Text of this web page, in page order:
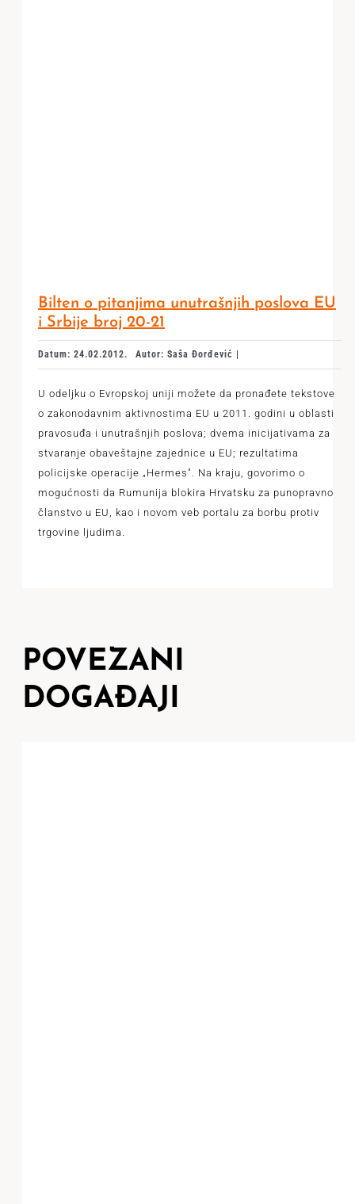
Bilten o pitanjima unutrašnjih poslova EU
i Srbije broj 20-21
Datum: 24.02.2012. Autor: Saša Đorđević |
U odeljku o Evropskoj uniji možete da pronađete tekstove
o zakonodavnim aktivnostima EU u 2011. godini u oblasti
pravosuđa i unutrašnjih poslova; dvema inicijativama za
stvaranje obaveštajne zajednice u EU; rezultatima
policijske operacije „Hermes". Na kraju, govorimo o
mogućnosti da Rumunija blokira Hrvatsku za punopravno
članstvo u EU, kao i novom veb portalu za borbu protiv
trgovine ljudima.
POVEZANI
DOGAĐAJI